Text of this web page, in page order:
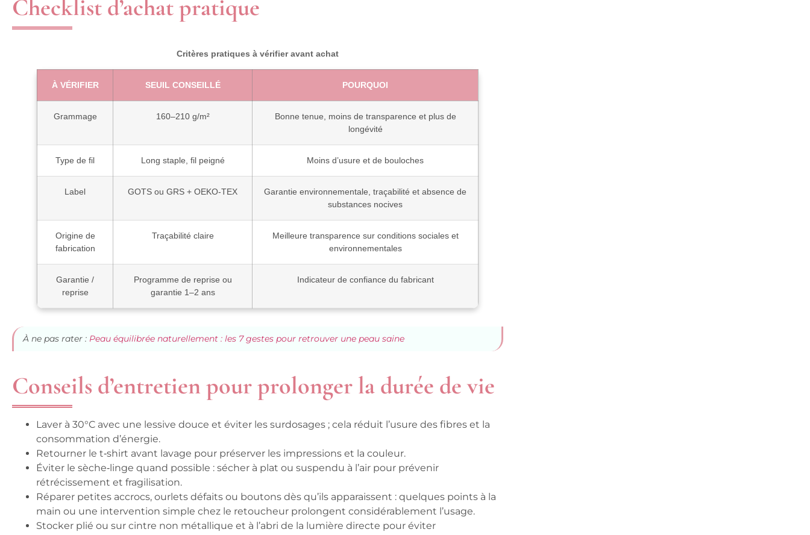
Checklist d’achat pratique
Critères pratiques à vérifier avant achat
À VÉRIFIER SEUIL CONSEILLÉ POURQUOI
Grammage 160–210 g/m²
Bonne tenue, moins de transparence et plus de
longévité
Type de fil Long staple, fil peigné Moins d’usure et de bouloches
Label GOTS ou GRS + OEKO‑TEX
Garantie environnementale, traçabilité et absence de
substances nocives
Origine de
fabrication
Traçabilité claire
Meilleure transparence sur conditions sociales et
environnementales
Garantie /
reprise
Programme de reprise ou
garantie 1–2 ans
Indicateur de confiance du fabricant
À ne pas rater : Peau équilibrée naturellement : les 7 gestes pour retrouver une peau saine
Conseils d’entretien pour prolonger la durée de vie
Laver à 30°C avec une lessive douce et éviter les surdosages ; cela réduit l’usure des fibres et la
consommation d’énergie.
Retourner le t‑shirt avant lavage pour préserver les impressions et la couleur.
Éviter le sèche‑linge quand possible : sécher à plat ou suspendu à l’air pour prévenir
rétrécissement et fragilisation.
Réparer petites accrocs, ourlets défaits ou boutons dès qu’ils apparaissent : quelques points à la
main ou une intervention simple chez le retoucheur prolongent considérablement l’usage.
Stocker plié ou sur cintre non métallique et à l’abri de la lumière directe pour éviter